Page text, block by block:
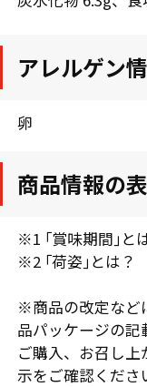
アレルゲン
卵
商品情報の
※1 ｢賞味期間｣と
※2 ｢荷姿｣とは？
※商品の改定など
品パッケージの記
ご購入、お召し
示をご確認くださ